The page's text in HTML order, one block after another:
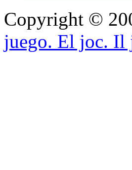
Copyright ©
juego. El joc. Il